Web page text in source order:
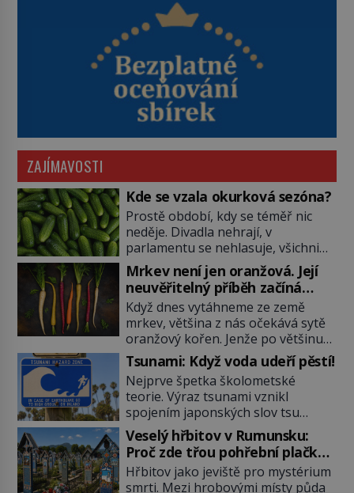
ZAJÍMAVOSTI
Kde se vzala okurková sezóna?
Prostě období, kdy se téměř nic
neděje. Divadla nehrají, v
parlamentu se nehlasuje, všichni
jsou na dovolené a média tak
nemají o čem mluvit a psát. A
vymýšlejí si proto témata, které
nikoho nezajímají. Proč je však ona
letní doba spojovaná zrovna s
okurkami? Okurkovou sezónu
známe už od poloviny 19. století,
ovšem jako Češi […]
Mrkev není jen oranžová. Její
neuvěřitelný příběh začíná
fialovou barvou
Když dnes vytáhneme ze země
mrkev, většina z nás očekává sytě
oranžový kořen. Jenže po většinu
své historie je mrkev všechno
možné, jen ne oranžová. Je fialová,
žlutá, bílá, někdy dokonce téměř
černá. Až díky stovkám let
pečlivého šlechtění se z ní stává
zelenina, bez které si českou
zahradu ani nedokážeme
představit. Její příběh je […]
Tsunami: Když voda udeří pěstí!
Nejprve špetka školometské
teorie. Výraz tsunami vznikl
spojením japonských slov tsu
(přístav) a nami (vlna). Jedná se o
dlouhou vlnu, která je na volném
moři takřka nepostřehnutelná.
Ačkoli je vlnová délka tsunami i 300
Veselý hřbitov v Rumunsku:
Proč zde třou pohřební plačky
bídu s nouzí?
Hřbitov jako jeviště pro mystérium
smrti. Mezi hrobovými místy půda